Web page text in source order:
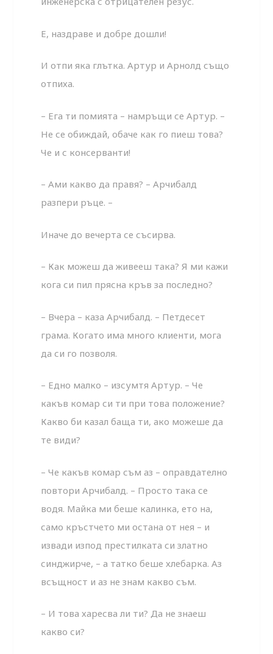
Е, наздраве и добре дошли!
И отпи яка глътка. Артур и Арнолд също
отпиха.
– Ега ти помията – намръщи се Артур. –
Не се обиждай, обаче как го пиеш това?
Че и с консерванти!
– Ами какво да правя? – Арчибалд
разпери ръце. –
Иначе до вечерта се съсирва.
– Как можеш да живееш така? Я ми кажи
кога си пил прясна кръв за последно?
– Вчера – каза Арчибалд. – Петдесет
грама. Когато има много клиенти, мога
да си го позволя.
– Едно малко – изсумтя Артур. – Че
какъв комар си ти при това положение?
Какво би казал баща ти, ако можеше да
те види?
– Че какъв комар съм аз – оправдателно
повтори Арчибалд. – Просто така се
водя. Майка ми беше калинка, ето нa,
само кръстчето ми остана от нея – и
извади изпод престилката си златно
синджирче, – а татко беше хлебарка. Аз
всъщност и аз не знам какво съм.
– И това харесва ли ти? Да не знаеш
какво си?